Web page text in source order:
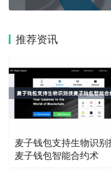
推荐资讯
麦子钱包支持生物识别
麦子钱包智能合约术